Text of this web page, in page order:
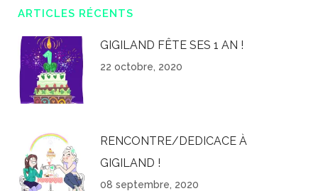
ARTICLES RÉCENTS
GIGILAND FÊTE SES 1 AN !
22 octobre, 2020
RENCONTRE/DEDICACE À
GIGILAND !
08 septembre, 2020